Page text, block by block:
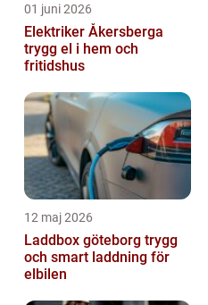
01 juni 2026
Elektriker Åkersberga
trygg el i hem och
fritidshus
12 maj 2026
Laddbox göteborg trygg
och smart laddning för
elbilen